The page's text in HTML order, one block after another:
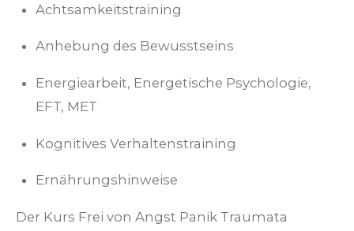
Achtsamkeitstraining
Anhebung des Bewusstseins
Energiearbeit, Energetische Psychologie,
EFT, MET
Kognitives Verhaltenstraining
Ernährungshinweise
Der Kurs Frei von Angst Panik Traumata